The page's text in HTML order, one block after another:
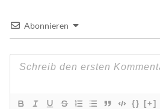
Abonnieren
{} [+]